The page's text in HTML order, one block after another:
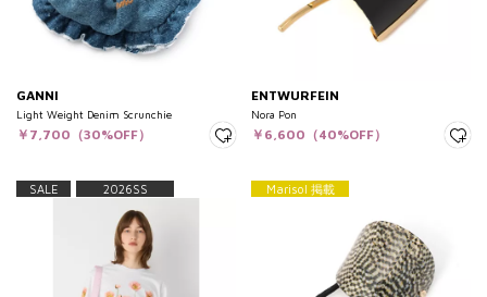
GANNI
Light Weight Denim Scrunchie
￥7,700（30%OFF）
ENTWURFEIN
Nora Pon
￥6,600（40%OFF）
SALE 2026SS Marisol 掲載